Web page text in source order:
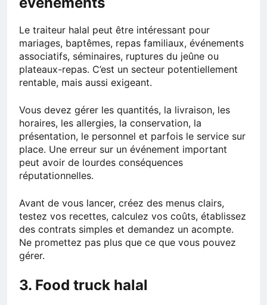
Le traiteur halal peut être intéressant pour
mariages, baptêmes, repas familiaux, événements
associatifs, séminaires, ruptures du jeûne ou
plateaux-repas. C’est un secteur potentiellement
rentable, mais aussi exigeant.
Vous devez gérer les quantités, la livraison, les
horaires, les allergies, la conservation, la
présentation, le personnel et parfois le service sur
place. Une erreur sur un événement important
peut avoir de lourdes conséquences
réputationnelles.
Avant de vous lancer, créez des menus clairs,
testez vos recettes, calculez vos coûts, établissez
des contrats simples et demandez un acompte.
Ne promettez pas plus que ce que vous pouvez
gérer.
3. Food truck halal